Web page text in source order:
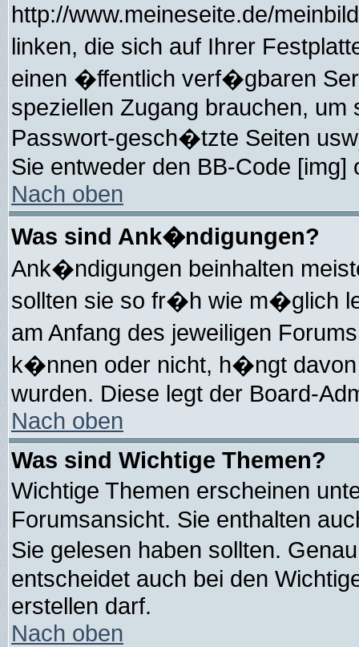
http://www.meineseite.de/
linken, die sich auf Ihrer
einen �ffentlich verf�gbaren
speziellen Zugang brauchen,
Passwort-gesch�tzte Seiten
Sie entweder den BB-Code
Nach oben
Was sind Ank�ndigungen?
Ank�ndigungen beinhalten
sollten sie so fr�h wie m�glich
am Anfang des jeweiligen
k�nnen oder nicht, h�ngt
wurden. Diese legt der Board-
Nach oben
Was sind Wichtige Themen?
Wichtige Themen erscheinen
Forumsansicht. Sie enthalten
Sie gelesen haben sollten.
entscheidet auch bei den
erstellen darf.
Nach oben